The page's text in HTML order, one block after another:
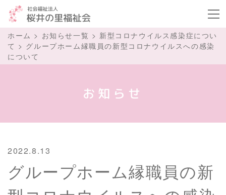
ボ
ホーム > お知らせ一覧 > 新型コロナウイルス感染症につい
て > グループホーム縁職員の新型コロナウイルスへの感染
について
お知らせ
2022.8.13
グループホーム縁職員の新